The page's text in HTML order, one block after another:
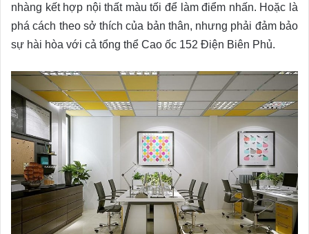
nhàng kết hợp nội thất màu tối để làm điểm nhấn. Hoặc là
phá cách theo sở thích của bản thân, nhưng phải đảm bảo
sự hài hòa với cả tổng thể Cao ốc 152 Điện Biên Phủ.